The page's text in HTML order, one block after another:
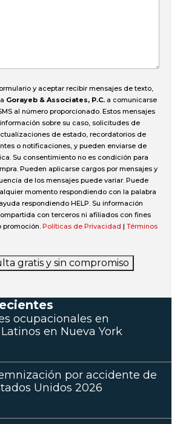
y aceptar recibir mensajes de texto,
Gorayeb & Associates, P.C. a comunicarse
al número proporcionado. Estos mensajes
sobre su caso, solicitudes de
de estado, recordatorios de
o notificaciones, y pueden enviarse de
Su consentimiento no es condición para
Pueden aplicarse cargos por mensajes y
de los mensajes puede variar. Puede
momento respondiendo con la palabra
respondiendo HELP. Su información
con terceros ni afiliados con fines
promoción. Políticas de Privacidad | Términos
gratis y sin compromiso
ocupacionales en
en Nueva York
por accidente de
Unidos 2026